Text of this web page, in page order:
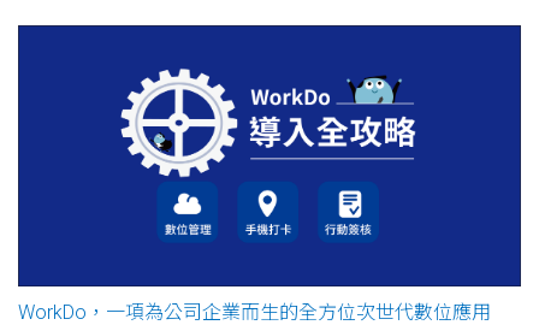
WorkDo，一項為公司企業而生的全方位次世代數位應用